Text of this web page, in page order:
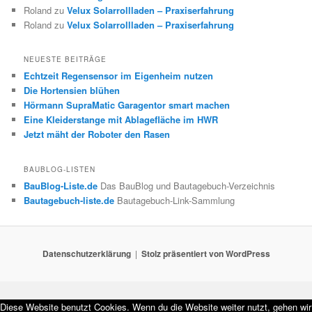
Roland zuVelux Solarrollladen – Praxiserfahrung
Roland zuVelux Solarrollladen – Praxiserfahrung
NEUESTE BEITRÄGE
Echtzeit Regensensor im Eigenheim nutzen
Die Hortensien blühen
Hörmann SupraMatic Garagentor smart machen
Eine Kleiderstange mit Ablagefläche im HWR
Jetzt mäht der Roboter den Rasen
BAUBLOG-LISTEN
BauBlog-Liste.de Das BauBlog und Bautagebuch-Verzeichnis
Bautagebuch-liste.de Bautagebuch-Link-Sammlung
Datenschutzerklärung Stolz präsentiert von WordPress
Diese Website benutzt Cookies. Wenn du die Website weiter nutzt, gehen wir